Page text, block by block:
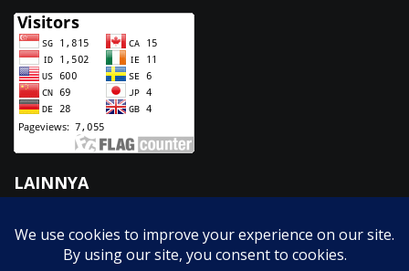
LAINNYA
GTK